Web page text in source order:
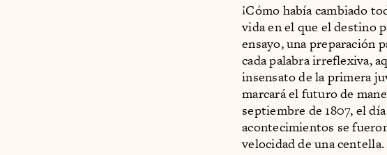
¡Cómo había cambiado
vida en el que el destino
ensayo, una preparación
cada palabra irreflexiva,
insensato de la primera
marcará el futuro de
septiembre de 1807, el
acontecimientos se
velocidad de una